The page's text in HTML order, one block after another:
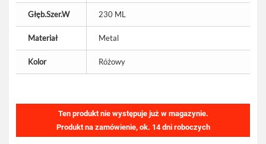
Głęb.Szer.W 230 ML
Materiał Metal
Kolor Różowy
Ten produkt nie występuje już w magazynie.
Produkt na zamówienie, ok. 14 dni roboczych